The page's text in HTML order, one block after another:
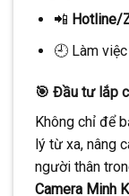
📲 Hotline/
🕘 Làm việc
🎯 Đầu tư lắp
Không chỉ để
lý từ xa, nâng
người thân
Camera Minh